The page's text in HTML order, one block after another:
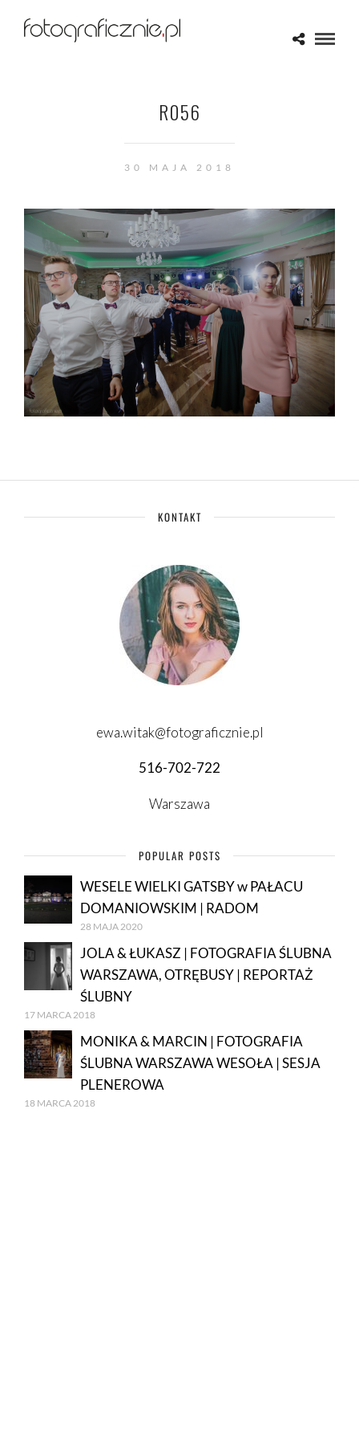
R056
30 MAJA 2018
KONTAKT
ewa.witak@fotograficznie.pl
516-702-722
Warszawa
POPULAR POSTS
WESELE WIELKI GATSBY w PAŁACU
DOMANIOWSKIM | RADOM
28 MAJA 2020
JOLA & ŁUKASZ | FOTOGRAFIA ŚLUBNA
WARSZAWA, OTRĘBUSY | REPORTAŻ
ŚLUBNY
17 MARCA 2018
MONIKA & MARCIN | FOTOGRAFIA
ŚLUBNA WARSZAWA WESOŁA | SESJA
PLENEROWA
18 MARCA 2018